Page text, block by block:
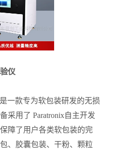
仪
一款专为软包装研发的无损
采用了 Paratronix自主开发
障了用户各类软包装的完
、胶囊包装、干粉、颗粒